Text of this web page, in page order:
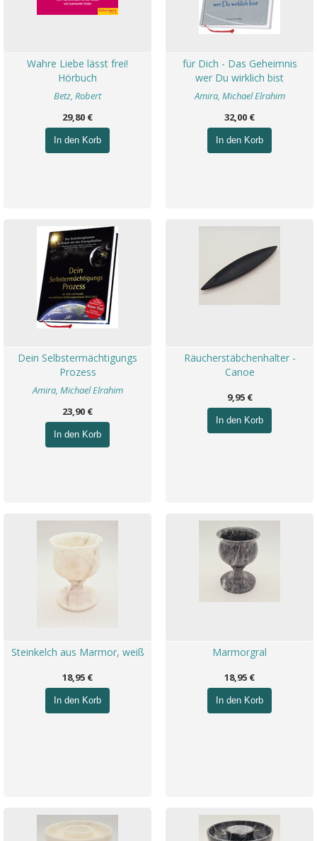
Wahre Liebe lässt frei!
Hörbuch
Betz, Robert
29,80 €
In den Korb
für Dich - Das Geheimnis
wer Du wirklich bist
Amira, Michael Elrahim
32,00 €
In den Korb
Dein Selbstermächtigungs
Prozess
Amira, Michael Elrahim
23,90 €
In den Korb
Räucherstäbchenhalter -
Canoe
9,95 €
In den Korb
Steinkelch aus Marmor, weiß
18,95 €
In den Korb
Marmorgral
18,95 €
In den Korb